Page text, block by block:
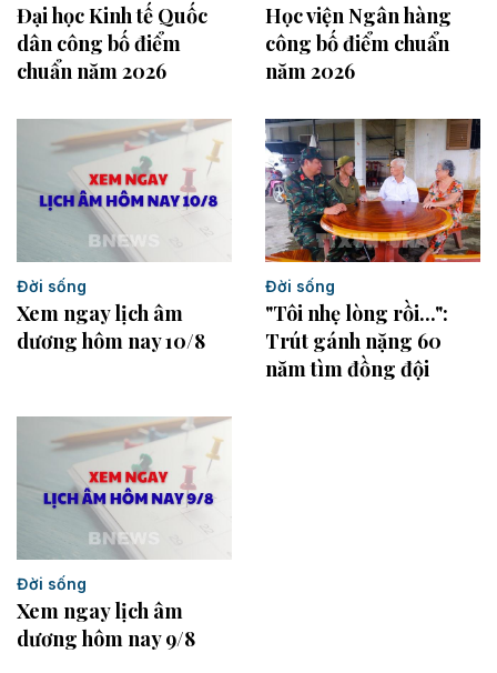
Đại học Kinh tế Quốc
dân công bố điểm
chuẩn năm 2026
Học viện Ngân hàng
công bố điểm chuẩn
năm 2026
Đời sống
Xem ngay lịch âm
dương hôm nay 10/8
Đời sống
"Tôi nhẹ lòng rồi...":
Trút gánh nặng 60
năm tìm đồng đội
Đời sống
Xem ngay lịch âm
dương hôm nay 9/8